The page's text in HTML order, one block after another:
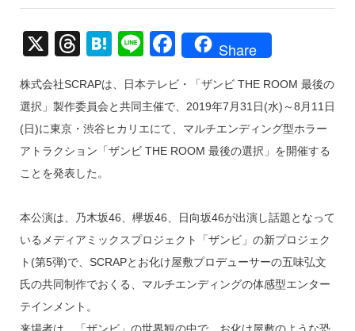
X
T
e
a
d
s
H
e
n
a
Li
e
F
c
e
b
k
Share
株式会社SCRAPは、日本テレビ・「ザンビ THE ROOM 最後の
選択」製作委員会と共同主催で、2019年7月31日(水)～8月11日
(日)に東京・渋谷ヒカリエにて、マルチエンディング型ホラー
アトラクション「ザンビ THE ROOM 最後の選択」を開催する
ことを発表した。
本公演は、乃木坂46、欅坂46、日向坂46が出演し話題となって
いるメディアミックスプロジェクト「ザンビ」の新プロジェク
ト(第5弾)で、SCRAPとお化け屋敷プロデューサーの五味弘文
氏の共同制作でおくる、マルチエンディングの体感型エンター
テインメント。
来場者は、「ザンビ」の世界観の中で、お化け屋敷のような恐